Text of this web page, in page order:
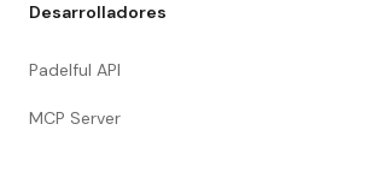
Desarrolladores
Padelful API
MCP Server